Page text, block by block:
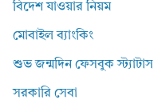
বিদেশ যাওয়ার নিয়ম
মোবাইল ব্যাংকিং
শুভ জন্মদিন ফেসবুক স্ট্যাটাস
সরকারি সেবা